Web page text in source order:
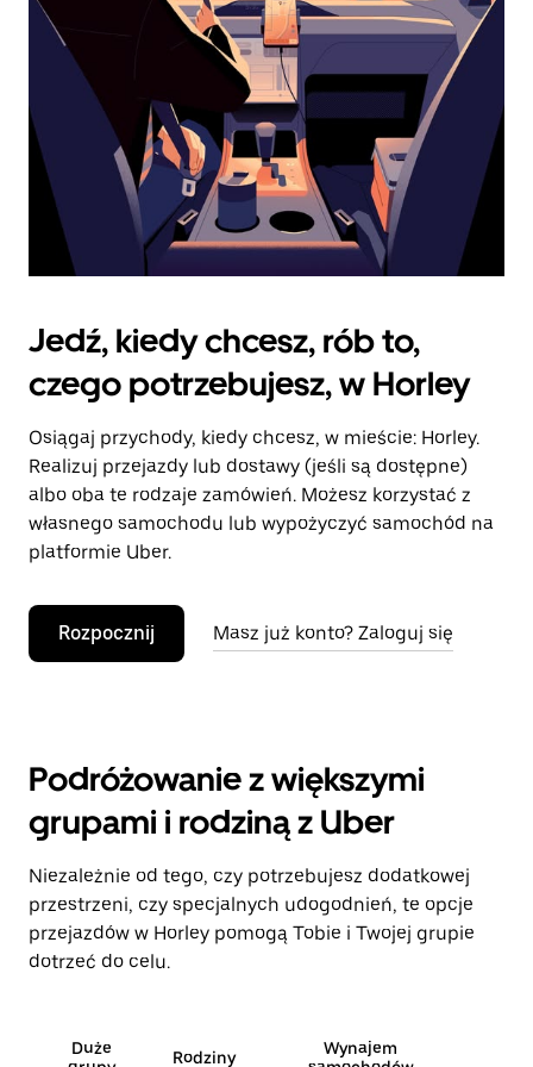
kalendarz.
Jedź, kiedy chcesz, rób to,
czego potrzebujesz, w Horley
Osiągaj przychody, kiedy chcesz, w mieście: Horley.
Realizuj przejazdy lub dostawy (jeśli są dostępne)
albo oba te rodzaje zamówień. Możesz korzystać z
własnego samochodu lub wypożyczyć samochód na
platformie Uber.
Rozpocznij Masz już konto? Zaloguj się
Podróżowanie z większymi
grupami i rodziną z Uber
Niezależnie od tego, czy potrzebujesz dodatkowej
przestrzeni, czy specjalnych udogodnień, te opcje
przejazdów w Horley pomogą Tobie i Twojej grupie
dotrzeć do celu.
Duże
Rodziny
Wynajem